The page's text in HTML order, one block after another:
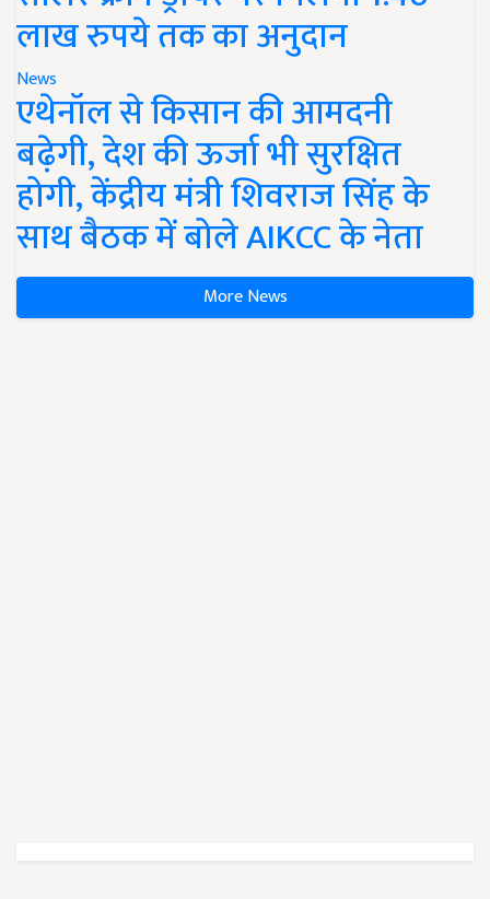
लाख रुपये तक का अनुदान
News
एथेनॉल से किसान की आमदनी
बढ़ेगी, देश की ऊर्जा भी सुरक्षित
होगी, केंद्रीय मंत्री शिवराज सिंह के
साथ बैठक में बोले AIKCC के नेता
More News